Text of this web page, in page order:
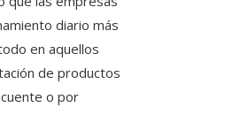
diario más
en aquellos
de productos
o por